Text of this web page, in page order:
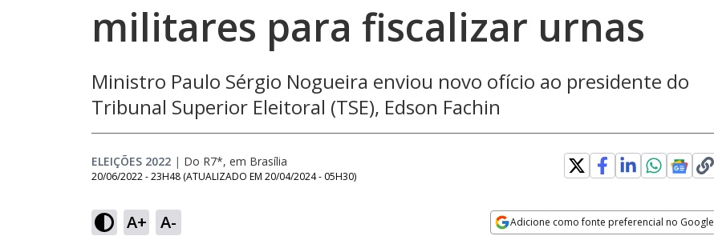
militares para fiscalizar urnas
Ministro Paulo Sérgio Nogueira enviou novo ofício ao presidente do
Tribunal Superior Eleitoral (TSE), Edson Fachin
ELEIÇÕES 2022 | Do R7*, em Brasília
20/06/2022 - 23H48 (ATUALIZADO EM 20/04/2024 - 05H30)
A+ A- Adicione como fonte preferencial no Google